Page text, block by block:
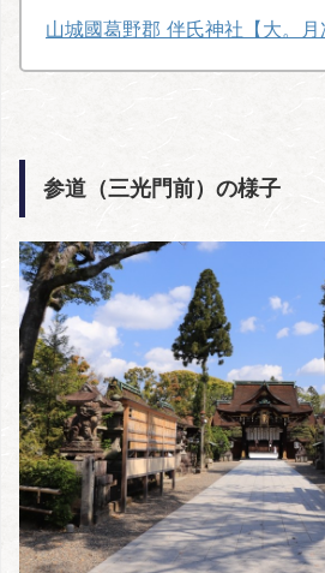
山城國葛野郡 伴氏神社【大。月
参道（三光門前）の様子